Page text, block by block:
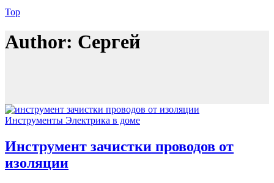
Top
Author: Сергей
Инструменты Электрика в доме
Инструмент зачистки проводов от
изоляции